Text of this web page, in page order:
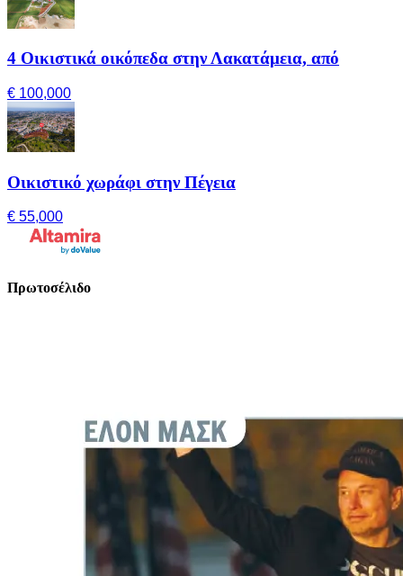
4 Οικιστικά οικόπεδα στην Λακατάμεια, από
€ 100,000
Οικιστικό χωράφι στην Πέγεια
€ 55,000
Πρωτοσέλιδο